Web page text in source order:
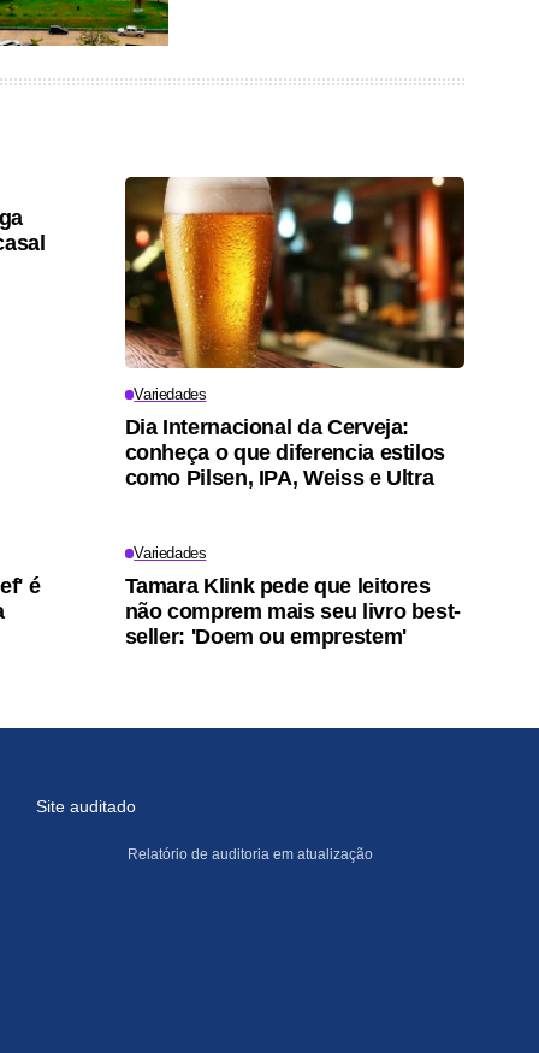
Variedades
Dia Internacional da Cerveja:
conheça o que diferencia estilos
como Pilsen, IPA, Weiss e Ultra
é
Variedades
Tamara Klink pede que leitores
não comprem mais seu livro best-
seller: 'Doem ou emprestem'
Site auditado
Relatório de auditoria em atualização